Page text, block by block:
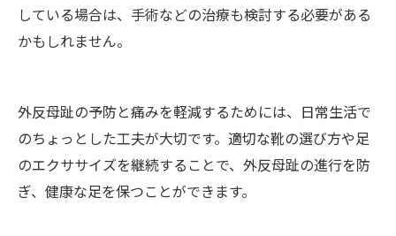
している場合は、手術などの治療も検討する必要がある
かもしれません。
外反母趾の予防と痛みを軽減するためには、日常生活で
のちょっとした工夫が大切です。適切な靴の選び方や足
のエクササイズを継続することで、外反母趾の進行を防
ぎ、健康な足を保つことができます。